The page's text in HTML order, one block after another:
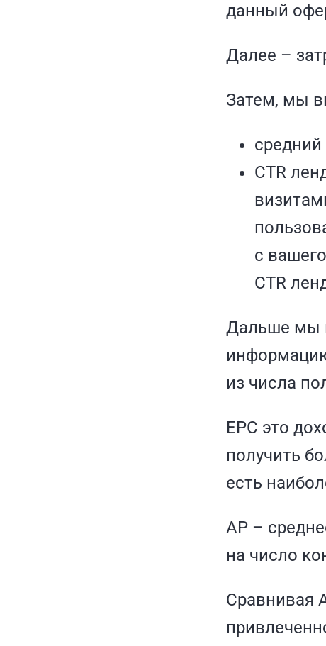
данный
Далее –
Затем, мы
средний
CTR
с
CTR
Дальше мы
из числа
EPC это
получить
есть
AP –
на число
Сравнивая